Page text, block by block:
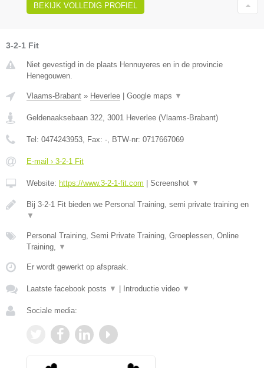
BEKIJK VOLLEDIG PROFIEL
3-2-1 Fit
Niet gevestigd in de plaats Hennuyeres en in de provincie
Henegouwen.
Vlaams-Brabant » Heverlee Google maps ▼
Geldenaaksebaan 322, 3001 Heverlee (Vlaams-Brabant)
Tel: 0474243953, Fax: -, BTW-nr: 0717667069
E-mail › 3-2-1 Fit
Website: https://www.3-2-1-fit.com Screenshot ▼
Bij 3-2-1 Fit bieden we Personal Training, semi private training en
▼
Personal Training, Semi Private Training, Groeplessen, Online
Training, ▼
Er wordt gewerkt op afspraak.
Laatste facebook posts ▼ Introductie video ▼
Sociale media: